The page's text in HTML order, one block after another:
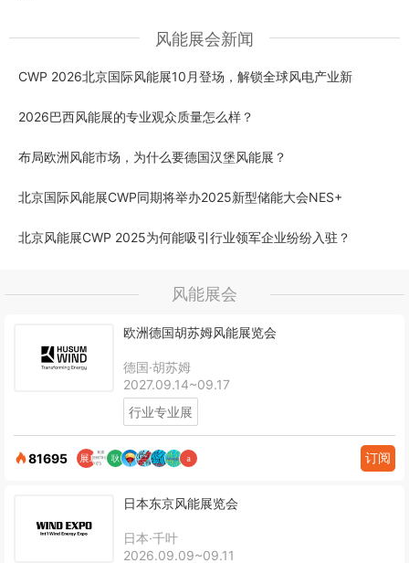
风能展会新闻
CWP 2026北京国际风能展10月登场，解锁全球风电产业新
2026巴西风能展的专业观众质量怎么样？
布局欧洲风能市场，为什么要德国汉堡风能展？
北京国际风能展CWP同期将举办2025新型储能大会NES+
北京风能展CWP 2025为何能吸引行业领军企业纷纷入驻？
风能展会
欧洲德国胡苏姆风能展览会
德国·胡苏姆
2027.09.14~09.17
行业专业展
81695 订阅
日本东京风能展览会
日本·千叶
2026.09.09~09.11